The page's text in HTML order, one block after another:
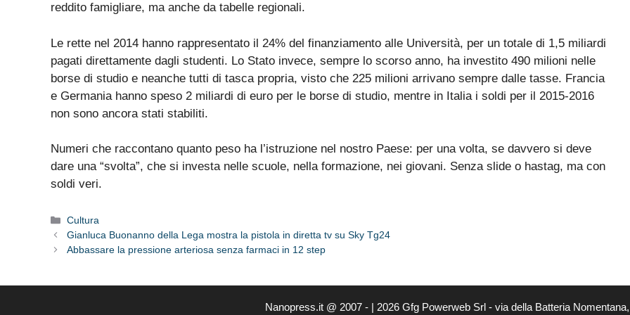
reddito famigliare, ma anche da tabelle regionali.
Le rette nel 2014 hanno rappresentato il 24% del finanziamento alle Università, per un totale di 1,5 miliardi
pagati direttamente dagli studenti. Lo Stato invece, sempre lo scorso anno, ha investito 490 milioni nelle
borse di studio e neanche tutti di tasca propria, visto che 225 milioni arrivano sempre dalle tasse. Francia
e Germania hanno speso 2 miliardi di euro per le borse di studio, mentre in Italia i soldi per il 2015-2016
non sono ancora stati stabiliti.
Numeri che raccontano quanto peso ha l’istruzione nel nostro Paese: per una volta, se davvero si deve
dare una “svolta”, che si investa nelle scuole, nella formazione, nei giovani. Senza slide o hastag, ma con
soldi veri.
Categorie
Cultura
Gianluca Buonanno della Lega mostra la pistola in diretta tv su Sky Tg24
Abbassare la pressione arteriosa senza farmaci in 12 step
Nanopress.it @ 2007 - | 2026 Gfg Powerweb Srl - via della Batteria